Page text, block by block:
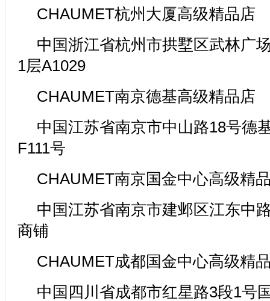
CHAUMET杭州大厦高级精品店
中国浙江省杭州市拱墅区武林广
1层A1029
CHAUMET南京德基高级精品店
中国江苏省南京市中山路18号德
F111号
CHAUMET南京国金中心高级精
中国江苏省南京市建邺区江东中
商铺
CHAUMET成都国金中心高级精
中国四川省成都市红星路3段1号